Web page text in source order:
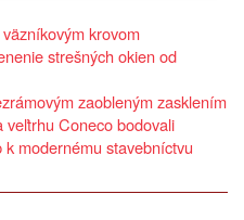
krovom
strešných okien od
zaobleným zasklením
veľtrhu Coneco bodovali
modernému stavebníctvu